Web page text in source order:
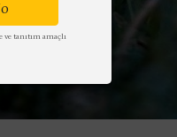
ve tanıtım amaçlı